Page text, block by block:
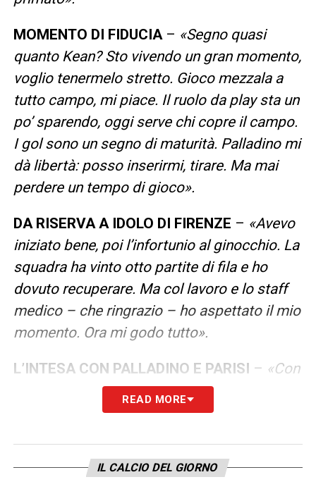
MOMENTO DI FIDUCIA– «Segno quasi
quanto Kean? Sto vivendo un gran momento,
voglio tenermelo stretto. Gioco mezzala a
tutto campo, mi piace. Il ruolo da play sta un
po’ sparendo, oggi serve chi copre il campo.
I gol sono un segno di maturità. Palladino mi
dà libertà: posso inserirmi, tirare. Ma mai
perdere un tempo di gioco».
DA RISERVA A IDOLO DI FIRENZE – «Avevo
iniziato bene, poi l’infortunio al ginocchio. La
squadra ha vinto otto partite di fila e ho
dovuto recuperare. Ma col lavoro e lo staff
medico – che ringrazio – ho aspettato il mio
momento. Ora mi godo tutto».
L’INTESA CON PALLADINO E PARISI – «Con
Palladino ogni tanto scappa il dialetto. Sa
capire i caratteri. Con Parisi parlo solo in
READ MORE
IL CALCIO DEL GIORNO